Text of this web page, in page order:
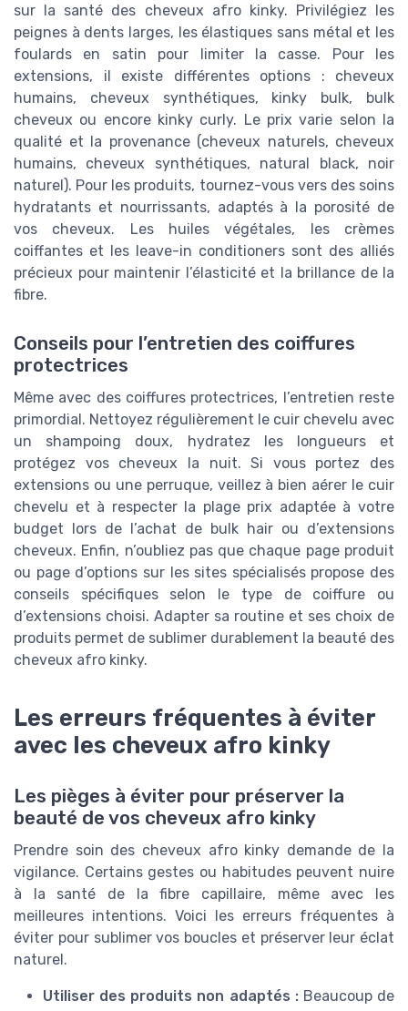
sur la santé des cheveux afro kinky. Privilégiez les
peignes à dents larges, les élastiques sans métal et les
foulards en satin pour limiter la casse. Pour les
extensions, il existe différentes options : cheveux
humains, cheveux synthétiques, kinky bulk, bulk
cheveux ou encore kinky curly. Le prix varie selon la
qualité et la provenance (cheveux naturels, cheveux
humains, cheveux synthétiques, natural black, noir
naturel). Pour les produits, tournez-vous vers des soins
hydratants et nourrissants, adaptés à la porosité de
vos cheveux. Les huiles végétales, les crèmes
coiffantes et les leave-in conditioners sont des alliés
précieux pour maintenir l’élasticité et la brillance de la
fibre.
Conseils pour l’entretien des coiffures
protectrices
Même avec des coiffures protectrices, l’entretien reste
primordial. Nettoyez régulièrement le cuir chevelu avec
un shampoing doux, hydratez les longueurs et
protégez vos cheveux la nuit. Si vous portez des
extensions ou une perruque, veillez à bien aérer le cuir
chevelu et à respecter la plage prix adaptée à votre
budget lors de l’achat de bulk hair ou d’extensions
cheveux. Enfin, n’oubliez pas que chaque page produit
ou page d’options sur les sites spécialisés propose des
conseils spécifiques selon le type de coiffure ou
d’extensions choisi. Adapter sa routine et ses choix de
produits permet de sublimer durablement la beauté des
cheveux afro kinky.
Les erreurs fréquentes à éviter
avec les cheveux afro kinky
Les pièges à éviter pour préserver la
beauté de vos cheveux afro kinky
Prendre soin des cheveux afro kinky demande de la
vigilance. Certains gestes ou habitudes peuvent nuire
à la santé de la fibre capillaire, même avec les
meilleures intentions. Voici les erreurs fréquentes à
éviter pour sublimer vos boucles et préserver leur éclat
naturel.
Utiliser des produits non adaptés :Beaucoup de